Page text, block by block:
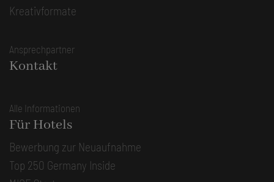
Kreativformate
Ansprechpartner
Kontakt
Alle Informationen
Für Hotels
Bewerbung zur Neuaufnahme
Top 250 Germany Inside